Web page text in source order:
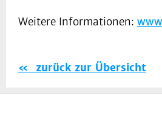
Weitere Informationen:
zurück zur Übersicht